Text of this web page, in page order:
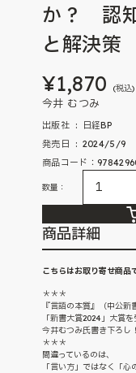
か？ 認
と解決策
¥1,870 (税込)
今井 むつみ
出版社 ‏ : ‎ 日経BP
発売日 ‏ : ‎ 2024/5/9
商品コード：
数量：
商品詳細
こちらはお取り寄せ商品
＊＊＊
『言語の本質』（中公新
「新書大賞2024」大賞
今井むつみ氏書き下ろし！
＊＊＊
間違っているのは、
「言い方」ではなく「心